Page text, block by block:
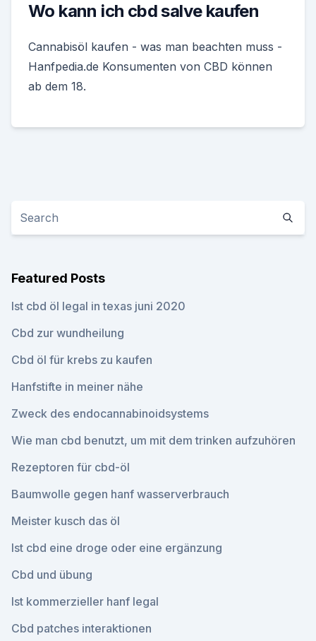
Wo kann ich cbd salve kaufen
Cannabisöl kaufen - was man beachten muss -
Hanfpedia.de Konsumenten von CBD können
ab dem 18.
Featured Posts
Ist cbd öl legal in texas juni 2020
Cbd zur wundheilung
Cbd öl für krebs zu kaufen
Hanfstifte in meiner nähe
Zweck des endocannabinoidsystems
Wie man cbd benutzt, um mit dem trinken aufzuhören
Rezeptoren für cbd-öl
Baumwolle gegen hanf wasserverbrauch
Meister kusch das öl
Ist cbd eine droge oder eine ergänzung
Cbd und übung
Ist kommerzieller hanf legal
Cbd patches interaktionen